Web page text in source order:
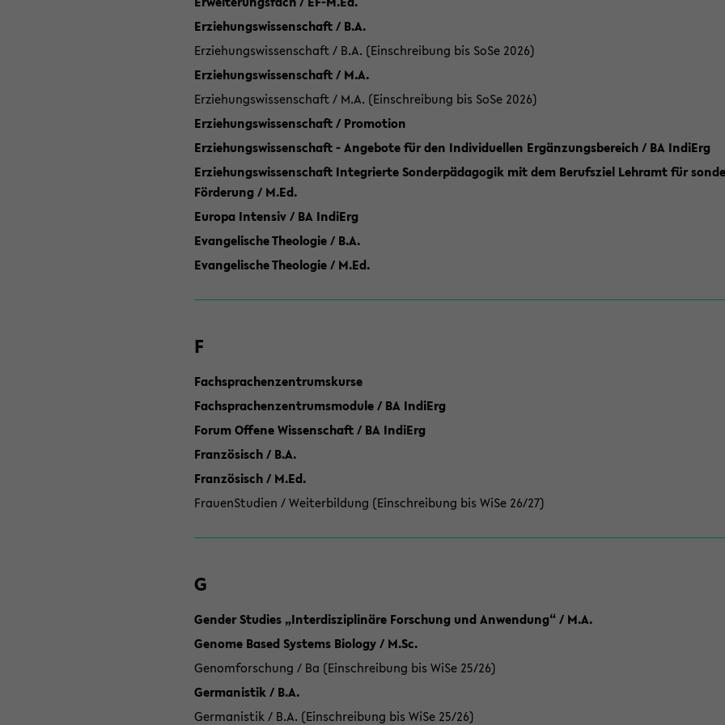
Erziehungswissenschaft / B.A.
Erziehungswissenschaft / B.A. (Einschreibung bis SoSe 2026)
Erziehungswissenschaft / M.A.
Erziehungswissenschaft / M.A. (Einschreibung bis SoSe 2026)
Erziehungswissenschaft / Promotion
Erziehungswissenschaft - Angebote für den Individuellen Ergänzungsbereich / BA IndiErg
Erziehungswissenschaft Integrierte Sonderpädagogik mit dem Berufsziel Lehramt für
Förderung / M.Ed.
Europa Intensiv / BA IndiErg
Evangelische Theologie / B.A.
Evangelische Theologie / M.Ed.
F
Fachsprachenzentrumskurse
Fachsprachenzentrumsmodule / BA IndiErg
Forum Offene Wissenschaft / BA IndiErg
Französisch / B.A.
Französisch / M.Ed.
FrauenStudien / Weiterbildung (Einschreibung bis WiSe 26/27)
G
Gender Studies „Interdisziplinäre Forschung und Anwendung“ / M.A.
Genome Based Systems Biology / M.Sc.
Genomforschung / Ba (Einschreibung bis WiSe 25/26)
Germanistik / B.A.
Germanistik / B.A. (Einschreibung bis WiSe 25/26)